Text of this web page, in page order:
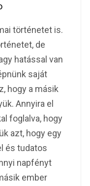
történetet is.
de
hatással van
saját
hogy a másik
Annyira el
foglalva, hogy
azt, hogy egy
és tudatos
napfényt
ember